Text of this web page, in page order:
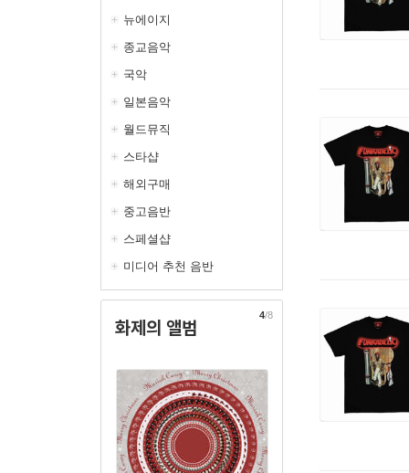
뉴에이지
종교음악
국악
일본음악
월드뮤직
스타샵
해외구매
중고음반
스페셜샵
미디어 추천 음반
화제의 앨범
4/8